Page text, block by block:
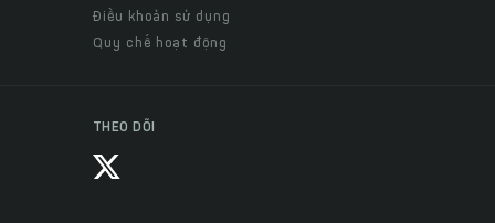
Điều khoản sử dụng
Quy chế hoạt động
THEO DÕI